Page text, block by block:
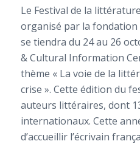
Le Festival de la
organisé par la fondation
se tiendra du 24 au 26
& Cultural Information
thème « La voie de la
crise ». Cette édition du
auteurs littéraires, dont
internationaux. Cette
d’accueillir l’écrivain